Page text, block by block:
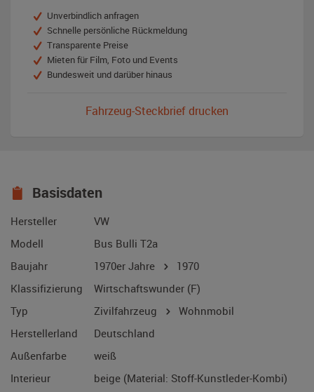
Unverbindlich anfragen
Schnelle persönliche Rückmeldung
Transparente Preise
Mieten für Film, Foto und Events
Bundesweit und darüber hinaus
Fahrzeug-Steckbrief drucken
Basisdaten
Hersteller
VW
Modell
Bus Bulli T2a
Baujahr
1970er Jahre
1970
Klassifizierung
Wirtschaftswunder (F)
Typ
Zivilfahrzeug
Wohnmobil
Herstellerland
Deutschland
Außenfarbe
weiß
Interieur
beige (Material: Stoff-Kunstleder-Kombi)